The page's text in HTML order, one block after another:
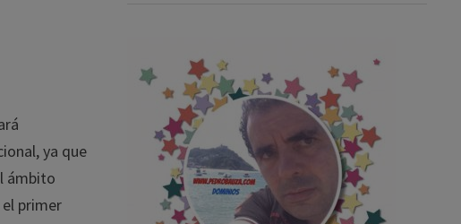
ya que
ámbito
primer